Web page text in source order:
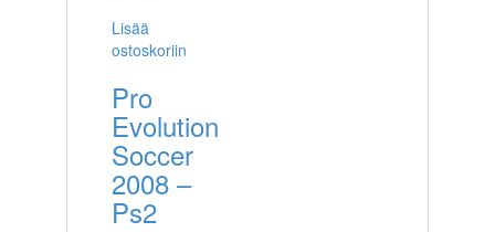
Lisää
ostoskoriin
Pro
Evolution
Soccer
2008 –
Ps2